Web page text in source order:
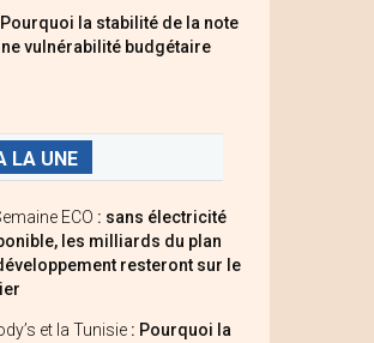
la stabilité de la note
vulnérabilité budgétaire
LA UNE
ECO : sans électricité
les milliards du plan
resteront sur le
et la Tunisie : Pourquoi la